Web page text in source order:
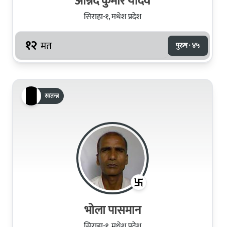
सिराहा-१, मधेश प्रदेश
१२ मत पुरुष · ४५
स्वतन्त्र
भोला पासमान